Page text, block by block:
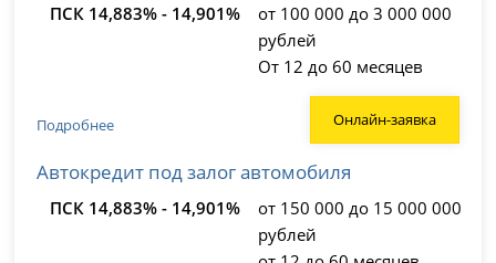
ПСК 14,883% - 14,901%
от 100 000 до 3 000 000
рублей
От 12 до 60 месяцев
Подробнее Онлайн-заявка
Автокредит под залог автомобиля
ПСК 14,883% - 14,901%
от 150 000 до 15 000 000
рублей